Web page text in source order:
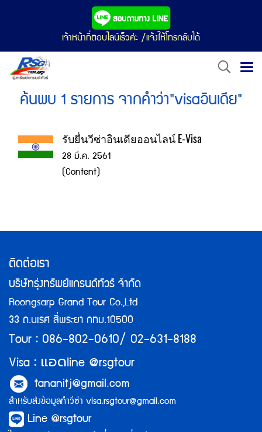
เจ้าหน้าที่ตอบไลน์เร็วค่ะ /แจ้งให้โทรกลับได้
ค้นพบ 1 รายการ จากคำว่า"visaอินเดีย"
รับยื่นวีซ่าอินเดียออนไลน์ E-Visa
28 มี.ค. 2561
(Content)
ติดต่อเรา
บริษัทรุ่งทรัพย์แกรนด์ทัวร์ จำกัด
Roongsarp Grand Tour Co.,Ltd
33 ถ.นเรศ สี่พระยา กทม.10500
Tour : 086-802-0610/ 02-631-8188
Visa : แอดline @rsgtour
tananitj@gmail.com
สำหรับส่งข้อมูลทำวีซ่า visa.rsgtour@gmail.com
Line @rsgtour